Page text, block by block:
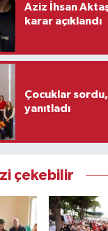
Aziz İhsan
karar açıklandı
Çocuklar
yanıtladı
çekebilir